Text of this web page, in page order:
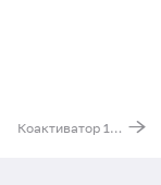
Коактиватор 1-альфа-рецептора, активируемого пролифераторами пероксисом, гамма (PPARGC1A). Выявление мутации G1444A (Gly482Ser)